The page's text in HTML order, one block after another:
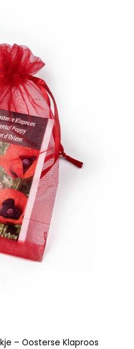
– Oosterse Klaproos